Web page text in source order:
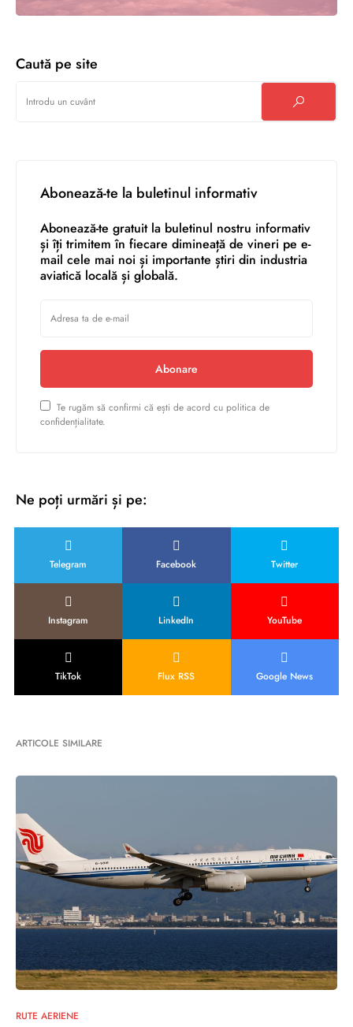
Caută pe site
Abonează-te la buletinul informativ
Abonează-te gratuit la buletinul nostru informativ
și îți trimitem în fiecare dimineață de vineri pe e-
mail cele mai noi și importante știri din industria
aviatică locală și globală.
Abonare
Te rugăm să confirmi că ești de acord cu politica de
confidențialitate.
Ne poți urmări și pe:
Telegram Facebook Twitter
Instagram LinkedIn YouTube
TikTok Flux RSS Google News
ARTICOLE SIMILARE
RUTE AERIENE